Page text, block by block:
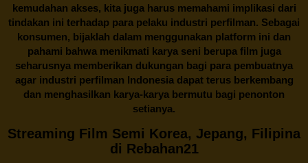
kemudahan akses, kita juga harus memahami implikasi dari
tindakan ini terhadap para pelaku industri perfilman. Sebagai
konsumen, bijaklah dalam menggunakan platform ini dan
pahami bahwa menikmati karya seni berupa film juga
seharusnya memberikan dukungan bagi para pembuatnya
agar industri perfilman Indonesia dapat terus berkembang
dan menghasilkan karya-karya bermutu bagi penonton
setianya.
Streaming Film Semi Korea, Jepang, Filipina
di Rebahan21